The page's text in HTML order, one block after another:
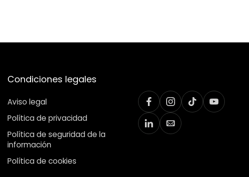
Condiciones legales
Aviso legal
Política de privacidad
Política de seguridad de la
información
Política de cookies